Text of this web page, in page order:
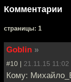
Комментарии
cтраницы: 1
Goblin »
#10 | 21.11.15 11:02
Кому: